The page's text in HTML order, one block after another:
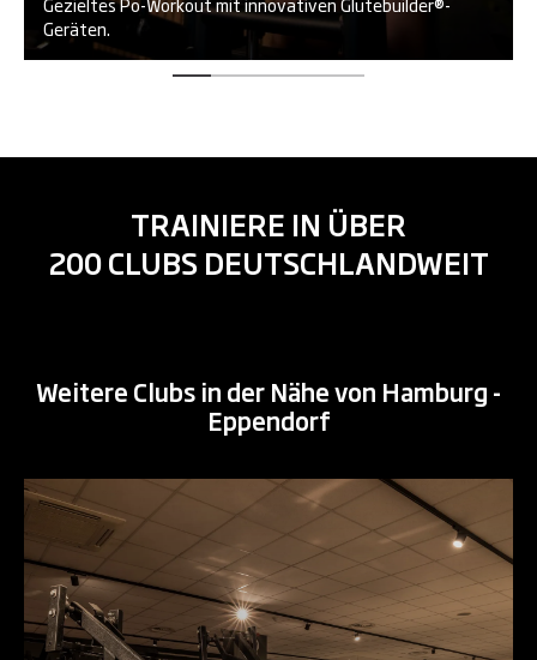
Geräten.
TRAINIERE IN ÜBER
200 CLUBS DEUTSCHLANDWEIT
Weitere Clubs in der Nähe von Hamburg -
Eppendorf